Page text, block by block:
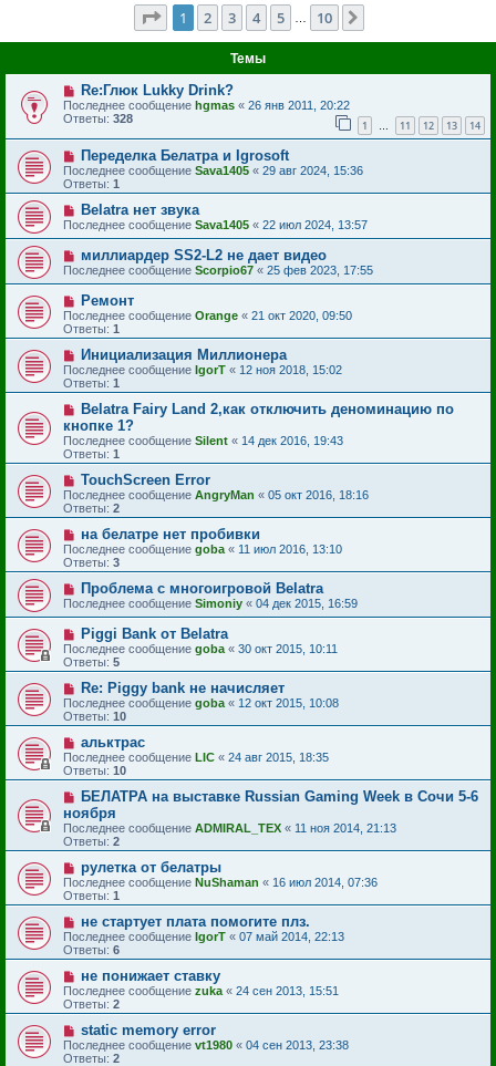
Страница из 10
1 2 3 4 5 10
Темы
Re:Глюк Lukky Drink?
Последнее сообщение hgmas « 26 янв 2011, 20:22
Ответы: 328 1 … 11 12 13 14
Переделка Белатра и Igrosoft
Последнее сообщение Sava1405 « 29 авг 2024, 15:36
Ответы: 1
Belatra нет звука
Последнее сообщение Sava1405 « 22 июл 2024, 13:57
миллиардер SS2-L2 не дает видео
Последнее сообщение Scorpio67 « 25 фев 2023, 17:55
Ремонт
Последнее сообщение Orange « 21 окт 2020, 09:50
Ответы: 1
Инициализация Миллионера
Последнее сообщение IgorT « 12 ноя 2018, 15:02
Ответы: 1
Belatra Fairy Land 2,как отключить деноминацию по
кнопке 1?
Последнее сообщение Silent « 14 дек 2016, 19:43
Ответы: 1
TouchScreen Error
Последнее сообщение AngryMan « 05 окт 2016, 18:16
Ответы: 2
на белатре нет пробивки
Последнее сообщение goba « 11 июл 2016, 13:10
Ответы: 3
Проблема с многоигровой Belatra
Последнее сообщение Simoniy « 04 дек 2015, 16:59
Piggi Bank от Belatra
Последнее сообщение goba « 30 окт 2015, 10:11
Ответы: 5
Re: Piggy bank не начисляет
Последнее сообщение goba « 12 окт 2015, 10:08
Ответы: 10
альктрас
Последнее сообщение LIC « 24 авг 2015, 18:35
Ответы: 10
БЕЛАТРА на выставке Russian Gaming Week в Сочи 5-6
ноября
Последнее сообщение ADMIRAL_TEX « 11 ноя 2014, 21:13
Ответы: 2
рулетка от белатры
Последнее сообщение NuShaman « 16 июл 2014, 07:36
Ответы: 1
не стартует плата помогите плз.
Последнее сообщение IgorT « 07 май 2014, 22:13
Ответы: 6
не понижает ставку
Последнее сообщение zuka « 24 сен 2013, 15:51
Ответы: 2
static memory error
Последнее сообщение vt1980 « 04 сен 2013, 23:38
Ответы: 2